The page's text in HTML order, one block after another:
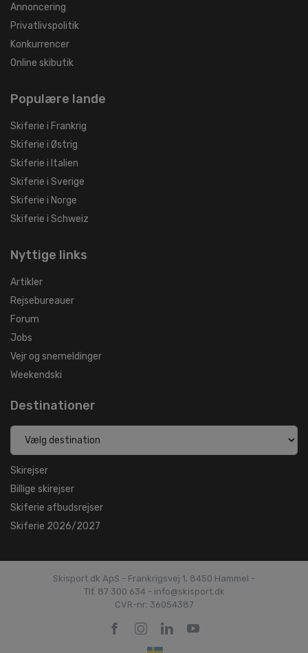
Annoncering
Privatlivspolitik
Konkurrencer
Online skibutik
Populære lande
Skiferie i Frankrig
Skiferie i Østrig
Skiferie i Italien
Skiferie i Sverige
Skiferie i Norge
Skiferie i Schweiz
Nyttige links
Artikler
Rejsebureauer
Forum
Jobs
Vejr og snemeldinger
Weekendski
Destinationer
Skirejser
Billige skirejser
Skiferie afbudsrejser
Skiferie 2026/2027
Skisport.dk ApS - Frankrigsvej 1, 8450 Hammel -
Tlf. 87 300 634 - info@skisport.dk
CVR-nr: 36054387